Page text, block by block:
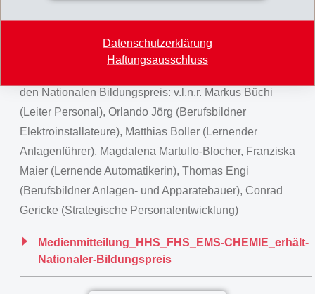
Datenschutzerklärung
Haftungsausschluss
vereinfacht werden.
Ems-Chemie-Chefin Magdalena Martullo-Blocher
den Nationalen Bildungspreis: v.l.n.r. Markus Büchi
(Leiter Personal), Orlando Jörg (Berufsbildner
Elektroinstallateure), Matthias Boller (Lernender
Anlagenführer), Magdalena Martullo-Blocher, Franziska
Maier (Lernende Automatikerin), Thomas Engi
(Berufsbildner Anlagen- und Apparatebauer), Conrad
Gericke (Strategische Personalentwicklung)
Medienmitteilung_HHS_FHS_EMS-CHEMIE_erhält-
Nationaler-Bildungspreis